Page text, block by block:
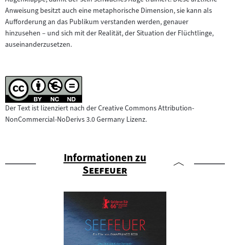
Anweisung besitzt auch eine metaphorische Dimension, sie kann als
Aufforderung an das Publikum verstanden werden, genauer
hinzusehen – und sich mit der Realität, der Situation der Flüchtlinge,
auseinanderzusetzen.
Der Text ist lizenziert nach der Creative Commons Attribution-
NonCommercial-NoDerivs 3.0 Germany Lizenz.
Informationen zu
"
Seefeuer"